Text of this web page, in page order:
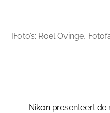
[Foto’s: Roel Ovinge,
Nikon presenteert